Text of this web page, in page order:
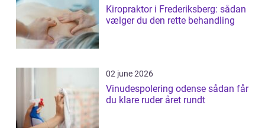
Kiropraktor i Frederiksberg: sådan
vælger du den rette behandling
02 june 2026
Vinudespolering odense sådan får
du klare ruder året rundt